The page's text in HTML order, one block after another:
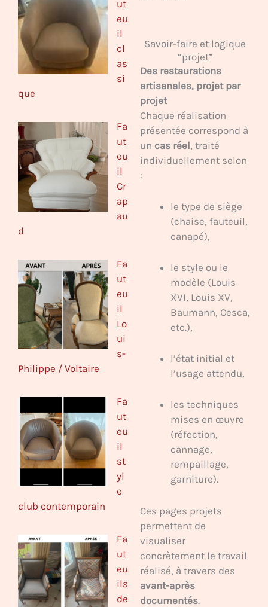
ut
eu
il
cl
as
si
que
Fa
ut
eu
il
Cr
ap
au
d
Fa
ut
eu
il
Lo
ui
s-
Philippe / Voltaire
Fa
ut
eu
il
st
yl
e
club contemporain
Fa
ut
eu
ils
de
Savoir-faire et logique
“projet”
Des restaurations
artisanales, projet par
projet
Chaque réalisation
présentée correspond à
un cas réel, traité
individuellement selon
:
le type de siège
(chaise, fauteuil,
canapé),
le style ou le
modèle (Louis
XVI, Louis XV,
Baumann, Cesca,
etc.),
l’état initial et
l’usage attendu,
les techniques
mises en œuvre
(réfection,
cannage,
rempaillage,
garniture).
Ces pages projets
permettent de
visualiser
concrètement le travail
réalisé, à travers des
avant-après
documentés.